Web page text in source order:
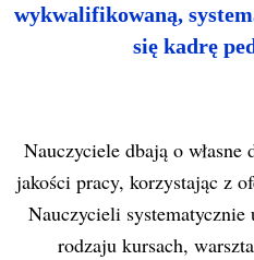
wykwalifikowaną,
się kadrę
Nauczyciele dbają o
jakości pracy, korzystając z
Nauczycieli
rodzaju kursach,